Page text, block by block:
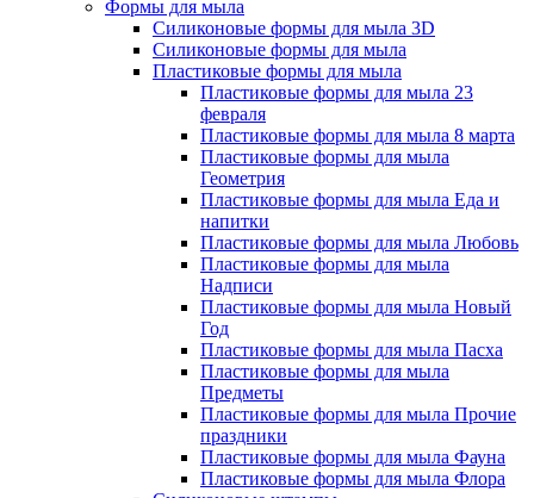
Формы для мыла
Силиконовые формы для мыла 3D
Силиконовые формы для мыла
Пластиковые формы для мыла
Пластиковые формы для мыла 23
февраля
Пластиковые формы для мыла 8 марта
Пластиковые формы для мыла
Геометрия
Пластиковые формы для мыла Еда и
напитки
Пластиковые формы для мыла Любовь
Пластиковые формы для мыла
Надписи
Пластиковые формы для мыла Новый
Год
Пластиковые формы для мыла Пасха
Пластиковые формы для мыла
Предметы
Пластиковые формы для мыла Прочие
праздники
Пластиковые формы для мыла Фауна
Пластиковые формы для мыла Флора